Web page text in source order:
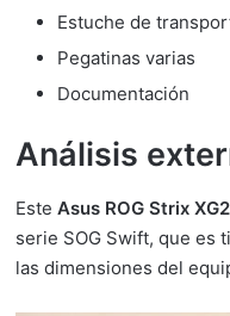
Estuche de
Pegatinas varias
Documentación
Análisis
Este Asus ROG Strix
serie SOG Swift, que es
las dimensiones del